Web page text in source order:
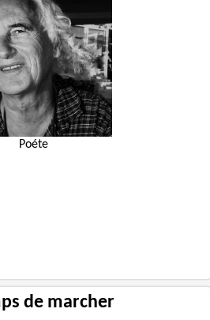
Poéte
de marcher